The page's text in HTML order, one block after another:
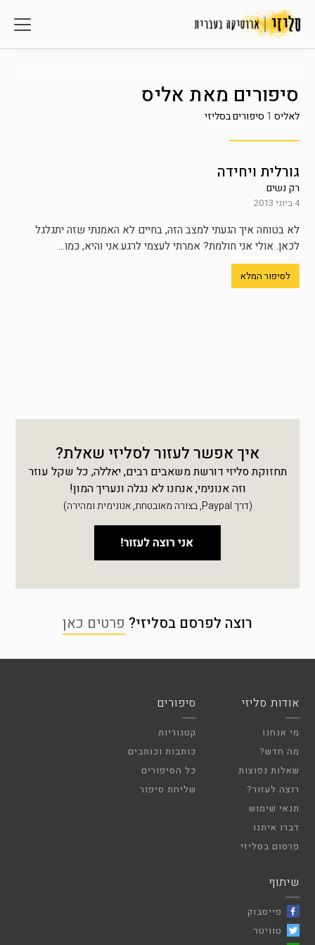
סיפורים מאת אליס
לאליס 1 סיפורים בסליזי
גורלית ויחידה
רק נשים
4 ביוני 2013
לא בטוחה איך הגעתי למצב הזה, בחיים לא האמנתי שזה יתגלגל
לכאן. אולי אני חולמת? אמרתי לעצמי לרגע.אני והיא, כמו...
לסיפור המלא
איך אפשר לעזור לסליזי שאלת?
תחזוקת סליזי דורשת משאבים רבים, יאללה, כל שקל עוזר
וזה אנונימי, אנחנו לא נגלה ונעריך המון!
(דרך Paypal, בצורה מאובטחת, אנונימית ומהירה)
רוצה לפרסם בסליזי? פרטים כאן
אודות סליזי
מי אנחנו
מה חדש?
שאלות נפוצות
רוצה לעזור?
תנאי שימוש
דברו איתנו
פרסום בסליזי
סיפורים
קטגוריות
כותבות וכותבים
כל הסיפורים
שליחת סיפור
שיתוף
פייסבוק
טוויטר